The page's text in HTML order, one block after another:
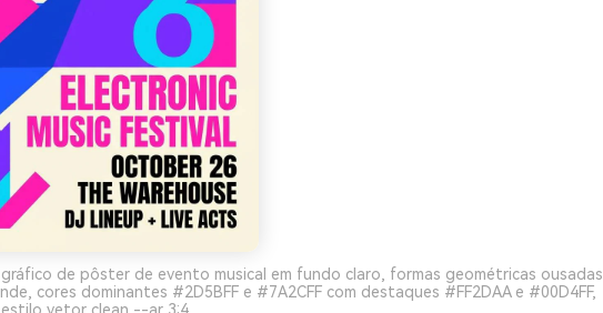
de pôster de evento musical em fundo claro, formas geométricas ousadas
cores dominantes #2D5BFF e #7A2CFF com destaques #FF2DAA e #00D4FF,
vetor clean --ar 3:4